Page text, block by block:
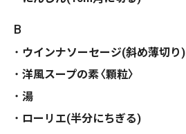
B
ウインナソーセージ(斜め薄切り)
洋風スープの素〈顆粒〉
湯
ローリエ(半分にちぎる)